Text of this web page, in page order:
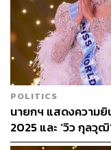
โดยสมัยก่อนบรรดา
สาวงามจากทั่วทุกพื้น
หรือบ้านของตน หลัง
เดิน การยิ้ม บุคลิกภ
การศึกษาเพื่อสร้าง
นอกจากนี้ยังพาเดินส
มีชื่อเสียงติดตลาดเป็
POLITICS
นายกฯ แสดงความยิ
2025 และ ‘วิว กุลวุ
โลก